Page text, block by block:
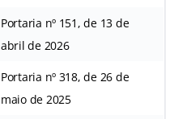
Portaria nº 151, de 13 de
abril de 2026
Portaria nº 318, de 26 de
maio de 2025